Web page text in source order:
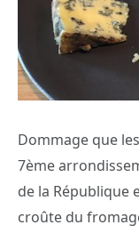
Dommage que
7ème
de la République
croûte du